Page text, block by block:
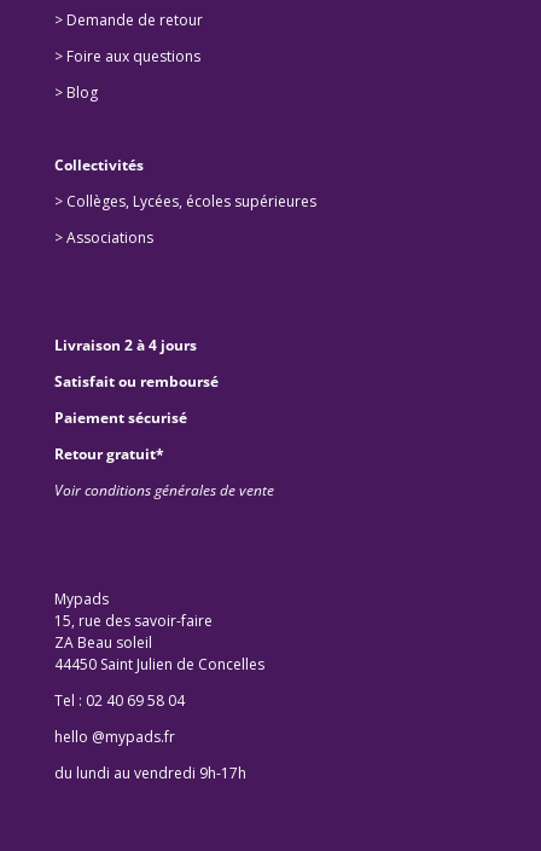
> Demande de retour
> Foire aux questions
> Blog
Collectivités
> Collèges, Lycées, écoles supérieures
>Associations
Livraison 2 à 4 jours
Satisfait ou remboursé
Paiement sécurisé
Retour gratuit*
Voir conditions générales de vente
Mypads
15, rue des savoir-faire
ZA Beau soleil
44450 Saint Julien de Concelles
Tel : 02 40 69 58 04
hello @mypads.fr
du lundi au vendredi 9h-17h